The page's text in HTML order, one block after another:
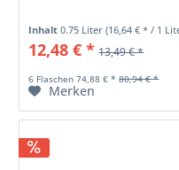
Inhalt0.75 Liter(16,64 € * / 1
12,48 € * 13,49 € *
6 Flaschen 74,88 € * 80,94 € *
Merken